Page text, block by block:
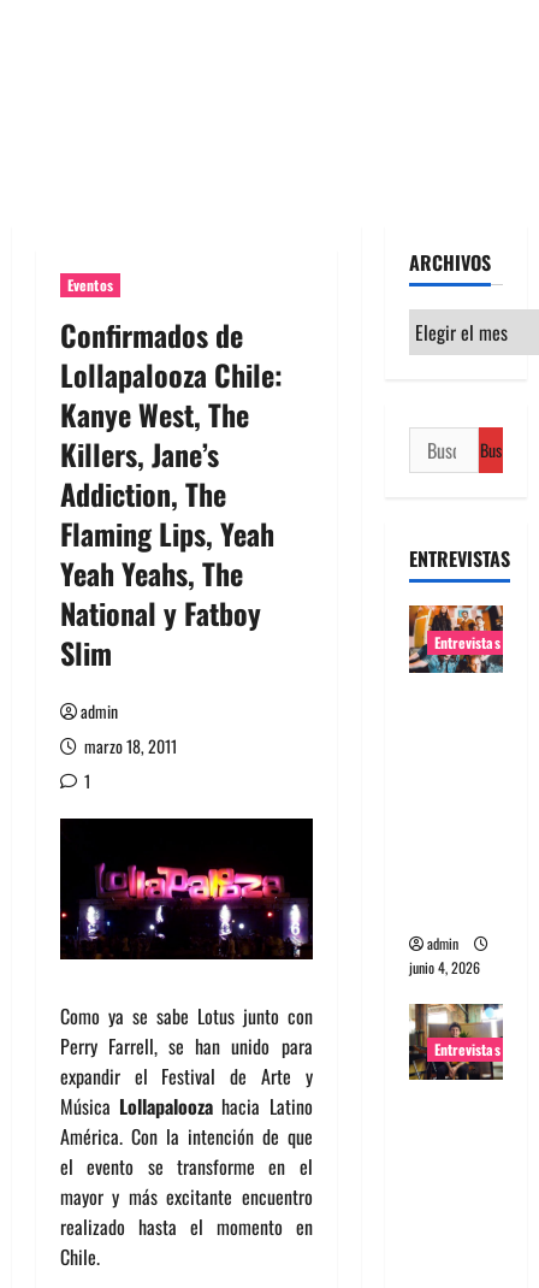
Eventos
Confirmados de
Lollapalooza Chile:
Kanye West, The
Killers, Jane’s
Addiction, The
Flaming Lips, Yeah
Yeah Yeahs, The
National y Fatboy
Slim
admin
marzo 18, 2011
1
Como ya se sabe Lotus junto con
Perry Farrell, se han unido para
expandir el Festival de Arte y
Música Lollapalooza hacia Latino
América. Con la intención de que
el evento se transforme en el
mayor y más excitante encuentro
realizado hasta el momento en
Chile.
ARCHIVOS
Archivos
Buscar:
ENTREVISTAS
Entrevistas
admin
junio 4, 2026
Entrevistas